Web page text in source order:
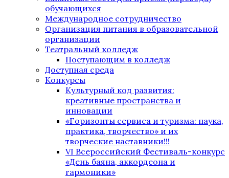
обучающихся
Международное сотрудничество
Организация питания в образовательной
организации
Театральный колледж
Поступающим в колледж
Доступная среда
Конкурсы
Культурный код развития:
креативные пространства и
инновации
«Горизонты сервиса и туризма: наука,
практика, творчество» и их
творческие наставники!!!
VI Всероссийский Фестиваль-конкурс
«День баяна, аккордеона и
гармоники»